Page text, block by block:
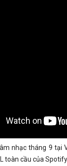
nhạc tháng 9 tại
toàn cầu của